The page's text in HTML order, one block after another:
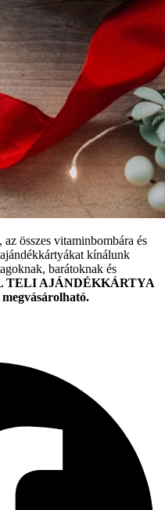
összes vitaminbombára és
kínálunk
barátoknak és
TELI AJÁNDÉKKÁRTYA